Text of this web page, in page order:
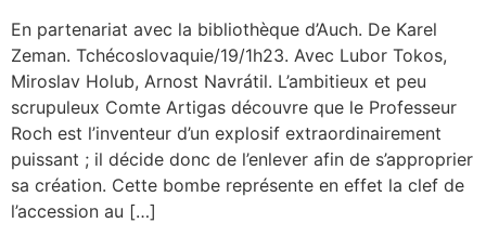
En partenariat avec la bibliothèque d’Auch. De Karel
Zeman. Tchécoslovaquie/19/1h23. Avec Lubor Tokos,
Miroslav Holub, Arnost Navrátil. L’ambitieux et peu
scrupuleux Comte Artigas découvre que le Professeur
Roch est l’inventeur d’un explosif extraordinairement
puissant ; il décide donc de l’enlever afin de s’approprier
sa création. Cette bombe représente en effet la clef de
l’accession au […]